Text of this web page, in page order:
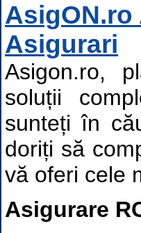
Asigurari
Asigon.ro,
soluții
sunteți în
doriți să
vă oferi cele
Asigurare